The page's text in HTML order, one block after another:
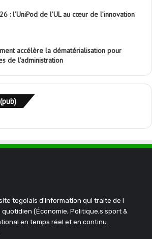
: l’UniPod de l’UL au cœur de l’innovation
accélère la dématérialisation pour
de l’administration
togolais d'information qui traite de l
(Économie, Politique,s sport &
en temps réel et en continu.